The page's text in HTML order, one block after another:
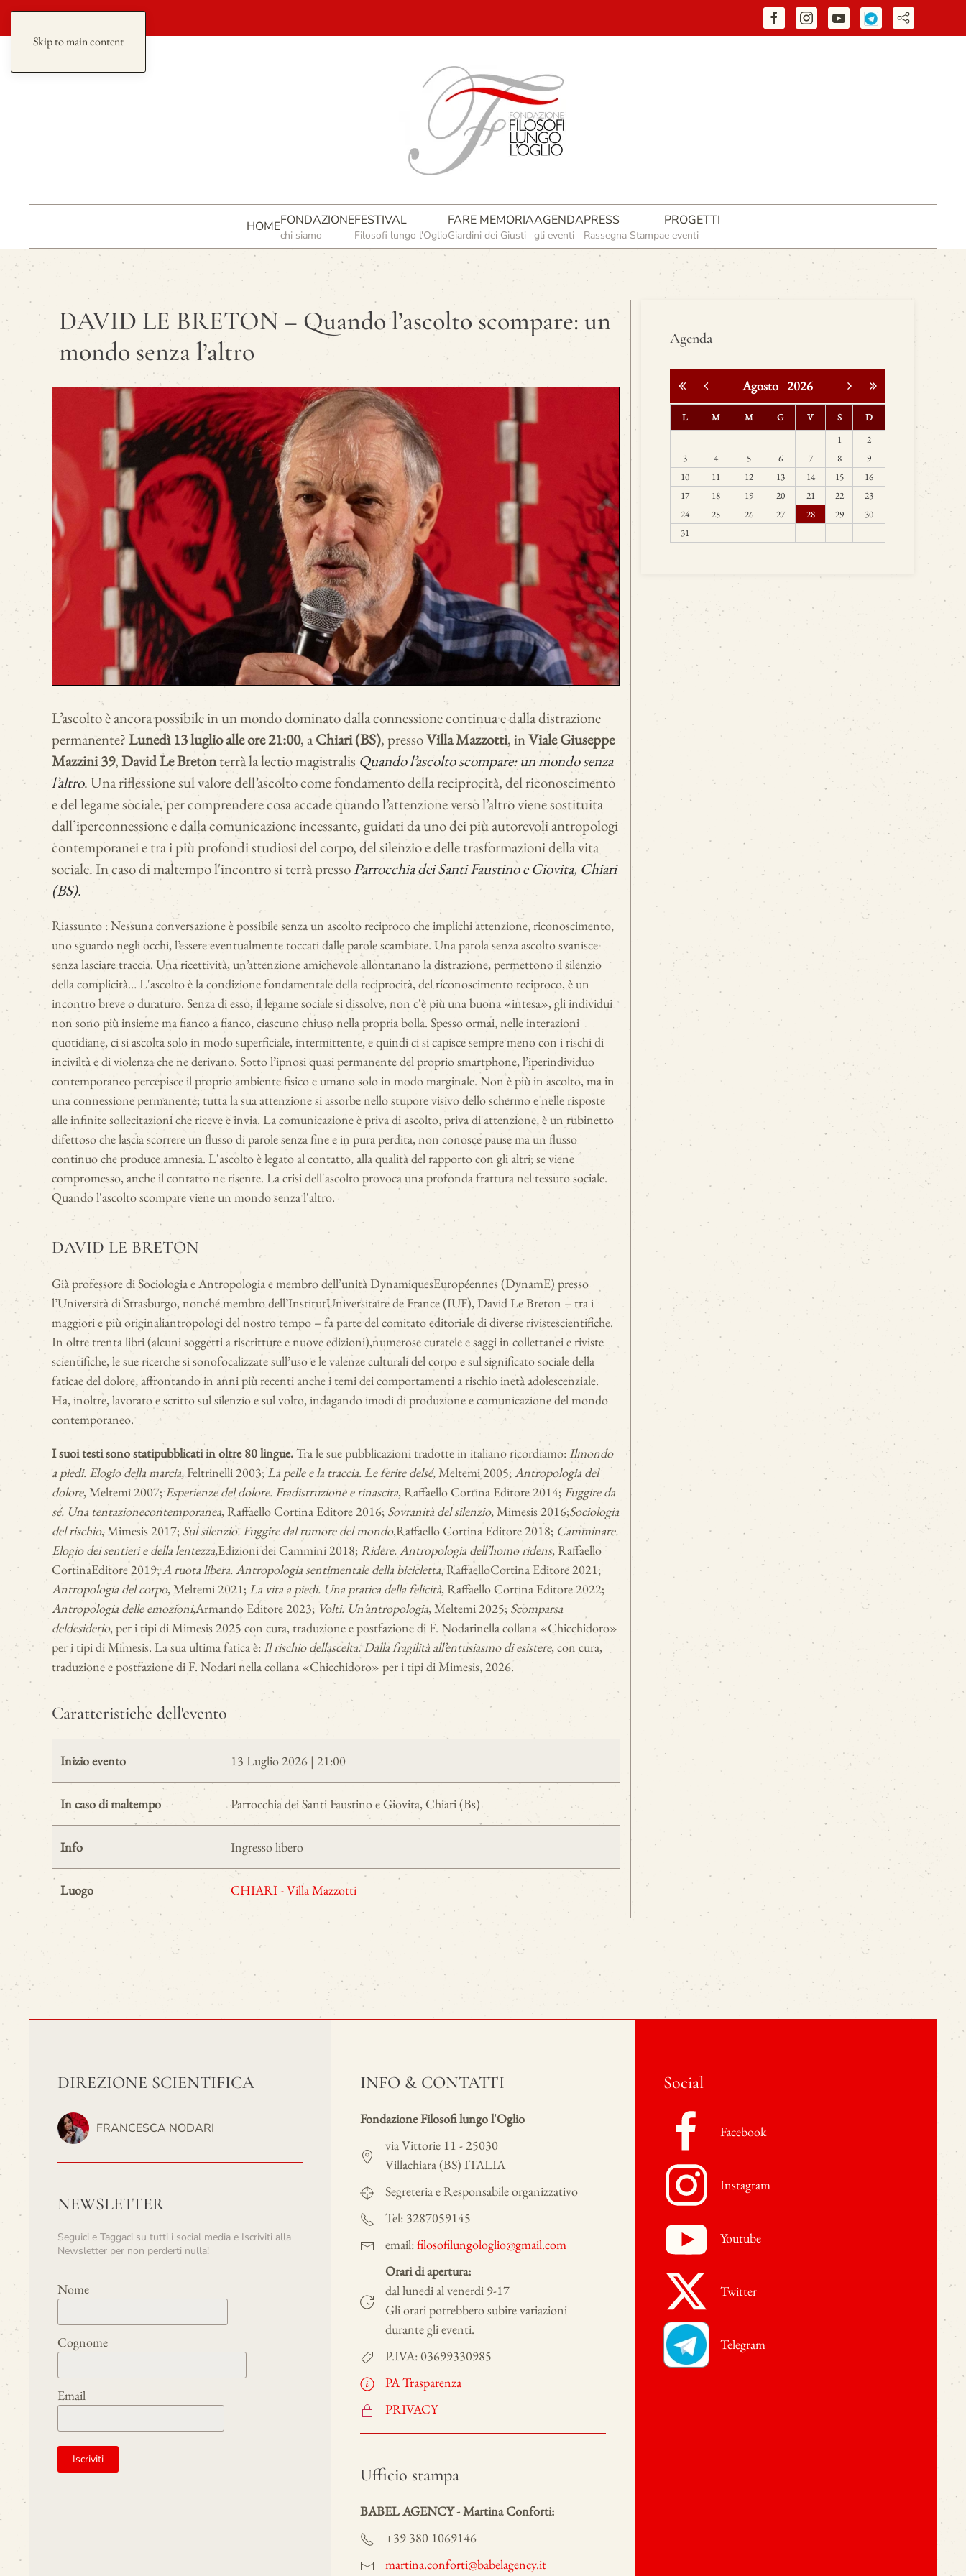
Skip to main content
HOMEFONDAZIONE
chi siamo
FESTIVAL
Filosofi lungo l'Oglio
FARE MEMORIA
Giardini dei Giusti
AGENDA
gli eventi
PRESS
Rassegna Stampa
PROGETTI
e eventi
DAVID LE BRETON – Quando l’ascolto scompare: un
mondo senza l’altro
L’ascolto è ancora possibile in un mondo dominato dalla connessione continua e dalla distrazione
permanente?Lunedì 13 luglio alle ore 21:00, aChiari (BS), pressoVilla Mazzotti, inViale Giuseppe
Mazzini 39,David Le Bretonterrà la lectio magistralis Quando l’ascolto scompare: un mondo senza
l’altro. Una riflessione sul valore dell’ascolto come fondamento della reciprocità, del riconoscimento
e del legame sociale, per comprendere cosa accade quando l’attenzione verso l’altro viene sostituita
dall’iperconnessione e dalla comunicazione incessante, guidati da uno dei più autorevoli antropologi
contemporanei e tra i più profondi studiosi del corpo, del silenzio e delle trasformazioni della vita
sociale. In caso di maltempo l'incontro si terrà pressoParrocchia dei Santi Faustino e Giovita, Chiari
(BS).
Riassunto : Nessuna conversazione è possibile senza un ascolto reciproco che implichi attenzione, riconoscimento,
uno sguardo negli occhi, l’essere eventualmente toccati dalle parole scambiate. Una parola senza ascolto svanisce
senza lasciare traccia. Una ricettività, un’attenzione amichevole allontanano la distrazione, permettono il silenzio
della complicità… L'ascolto è la condizione fondamentale della reciprocità, del riconoscimento reciproco, è un
incontro breve o duraturo. Senza di esso, il legame sociale si dissolve, non c'è più una buona «intesa», gli individui
non sono più insieme ma fianco a fianco, ciascuno chiuso nella propria bolla. Spesso ormai, nelle interazioni
quotidiane, ci si ascolta solo in modo superficiale, intermittente, e quindi ci si capisce sempre meno con i rischi di
inciviltà e di violenza che ne derivano. Sotto l’ipnosi quasi permanente del proprio smartphone, l’iperindividuo
contemporaneo percepisce il proprio ambiente fisico e umano solo in modo marginale. Non è più in ascolto, ma in
una connessione permanente; tutta la sua attenzione si assorbe nello stupore visivo dello schermo e nelle risposte
alle infinite sollecitazioni che riceve e invia. La comunicazione è priva di ascolto, priva di attenzione, è un rubinetto
difettoso che lascia scorrere un flusso di parole senza fine e in pura perdita, non conosce pause ma un flusso
continuo che produce amnesia. L'ascolto è legato al contatto, alla qualità del rapporto con gli altri; se viene
compromesso, anche il contatto ne risente. La crisi dell'ascolto provoca una profonda frattura nel tessuto sociale.
Quando l'ascolto scompare viene un mondo senza l'altro.
DAVID LE BRETON
Già professore di Sociologia e Antropologia e membro dell’unità DynamiquesEuropéennes (DynamE) presso
l’Università di Strasburgo, nonché membro dell’InstitutUniversitaire de France (IUF), David Le Breton – tra i
maggiori e più originaliantropologi del nostro tempo – fa parte del comitato editoriale di diverse rivistescientifiche.
In oltre trenta libri (alcuni soggetti a riscritture e nuove edizioni),numerose curatele e saggi in collettanei e riviste
scientifiche, le sue ricerche si sonofocalizzate sull’uso e le valenze culturali del corpo e sul significato sociale della
faticae del dolore, affrontando in anni più recenti anche i temi dei comportamenti a rischio inetà adolescenziale.
Ha, inoltre, lavorato e scritto sul silenzio e sul volto, indagando imodi di produzione e comunicazione del mondo
contemporaneo.
I suoi testi sono statipubblicati in oltre 80 lingue.Tra le sue pubblicazioni tradotte in italiano ricordiamo:Ilmondo
a piedi. Elogio della marcia, Feltrinelli 2003;La pelle e la traccia. Le ferite delsé, Meltemi 2005;Antropologia del
dolore, Meltemi 2007;Esperienze del dolore. Fradistruzione e rinascita, Raffaello Cortina Editore 2014; Fuggire da
sé. Una tentazionecontemporanea, Raffaello Cortina Editore 2016; Sovranità del silenzio, Mimesis 2016;Sociologia
del rischio, Mimesis 2017; Sul silenzio. Fuggire dal rumore del mondo,Raffaello Cortina Editore 2018; Camminare.
Elogio dei sentieri e della lentezza,Edizioni dei Cammini 2018;Ridere. Antropologia dell’homo ridens, Raffaello
CortinaEditore 2019;A ruota libera. Antropologia sentimentale della bicicletta, RaffaelloCortina Editore 2021;
Antropologia del corpo, Meltemi 2021;La vita a piedi. Una pratica della felicità, Raffaello Cortina Editore 2022;
Antropologia delle emozioni,Armando Editore 2023; Volti. Un’antropologia, Meltemi 2025; Scomparsa
deldesiderio, per i tipi di Mimesis 2025 con cura, traduzione e postfazione di F. Nodarinella collana «Chicchidoro»
per i tipi di Mimesis. La sua ultima fatica è:Il rischio dellascelta. Dalla fragilità all’entusiasmo di esistere, con cura,
traduzione e postfazione di F. Nodari nella collana «Chicchidoro» per i tipi di Mimesis, 2026.
Caratteristiche dell'evento
Inizio evento 13 Luglio 2026 | 21:00
In caso di maltempo Parrocchia dei Santi Faustino e Giovita, Chiari (Bs)
Info Ingresso libero
Luogo CHIARI - Villa Mazzotti
Agenda
Agosto 2026
L M M G V S
D
1
2
3
4 5 6 7 8
9
10
11 12 13 14 15
16
17
18 19 20 21 22
23
24
25 26 27 28 29
30
31
DIREZIONE SCIENTIFICA
FRANCESCA NODARI
NEWSLETTER
Seguici e Taggaci su tutti i social media e Iscriviti alla
Newsletter per non perderti nulla!
Nome
Cognome
Email
INFO & CONTATTI
Fondazione Filosofi lungo l'Oglio
via Vittorie 11 - 25030
Villachiara (BS) ITALIA
Segreteria e Responsabile organizzativo
Tel: 3287059145
email:filosofilungologlio@gmail.com
Orari di apertura:
dal lunedi al venerdi 9-17
Gli orari potrebbero subire variazioni
durante gli eventi.
P.IVA: 03699330985
PA Trasparenza
PRIVACY
Ufficio stampa
BABEL AGENCY - Martina Conforti:
+39 380 1069146
martina.conforti@babelagency.it
Social
Facebook
Instagram
Youtube
Twitter
Telegram